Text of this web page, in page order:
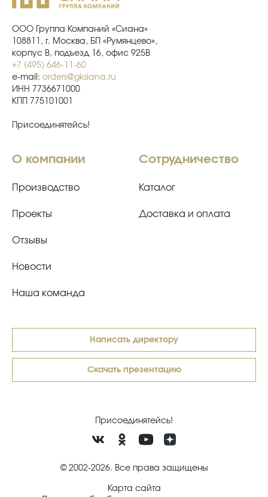
ООО Группа Компаний «Сиана»
108811, г. Москва, БП «Румянцево»,
корпус В, подъезд 16, офис 925В
+7 (495) 646-11-60
e-mail: orders@gksiana.ru
ИНН 7736671000
КПП 775101001
Присоединятейсь!
О компании
Производство
Проекты
Отзывы
Новости
Наша команда
Сотрудничество
Каталог
Доставка и оплата
Написать директору
Скачать презентацию
Присоединятейсь!
© 2002-2026. Все права защищены
Карта сайта